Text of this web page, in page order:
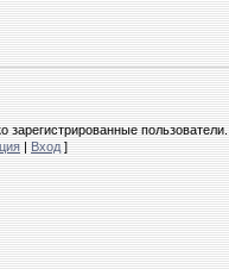
зарегистрированные пользователи.
|Вход]